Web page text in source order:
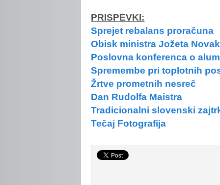
PRISPEVKI:
Sprejet rebalans proračuna
Obisk ministra Jožeta
Poslovna konferenca o
Spremembe pri toplotnih
Žrtve prometnih nesreč
Dan Rudolfa Maistra
Tradicionalni slovenski
Tečaj Fotografija